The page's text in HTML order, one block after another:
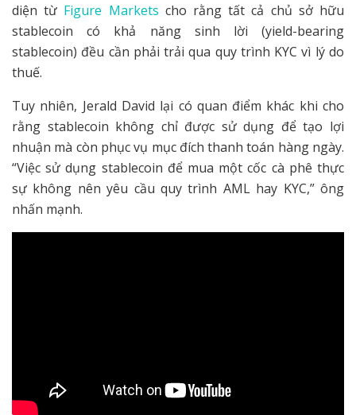
diện từ Figure Markets cho rằng tất cả chủ sở hữu
stablecoin có khả năng sinh lời (yield-bearing
stablecoin) đều cần phải trải qua quy trình KYC vì lý do
thuế.
Tuy nhiên, Jerald David lại có quan điểm khác khi cho
rằng stablecoin không chỉ được sử dụng để tạo lợi
nhuận mà còn phục vụ mục đích thanh toán hàng ngày.
“Việc sử dụng stablecoin để mua một cốc cà phê thực
sự không nên yêu cầu quy trình AML hay KYC,” ông
nhấn mạnh.